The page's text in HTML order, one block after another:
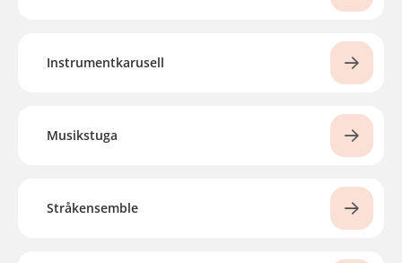
Instrumentkarusell
Musikstuga
Stråkensemble